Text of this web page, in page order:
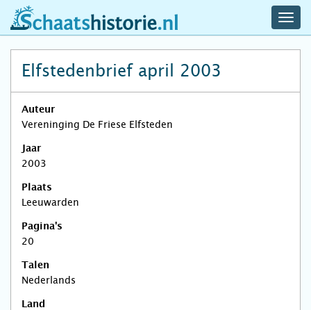
schaatshistorie.nl
Elfstedenbrief april 2003
Auteur
Vereninging De Friese Elfsteden
Jaar
2003
Plaats
Leeuwarden
Pagina's
20
Talen
Nederlands
Land